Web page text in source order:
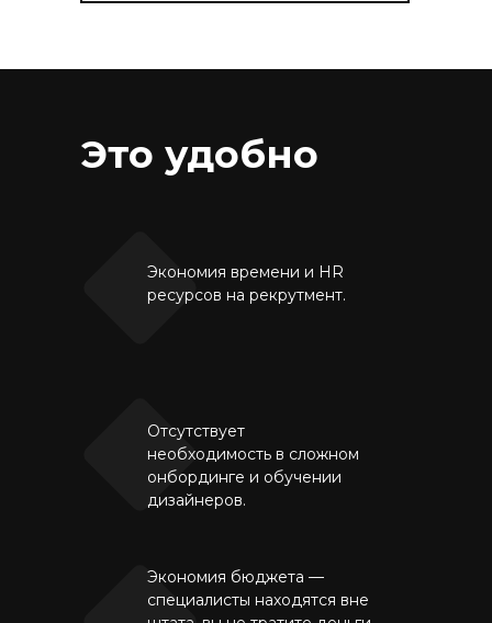
Это удобно
Экономия времени и HR
ресурсов на рекрутмент.
Отсутствует
необходимость в сложном
онбординге и обучении
дизайнеров.
Экономия бюджета —
специалисты находятся вне